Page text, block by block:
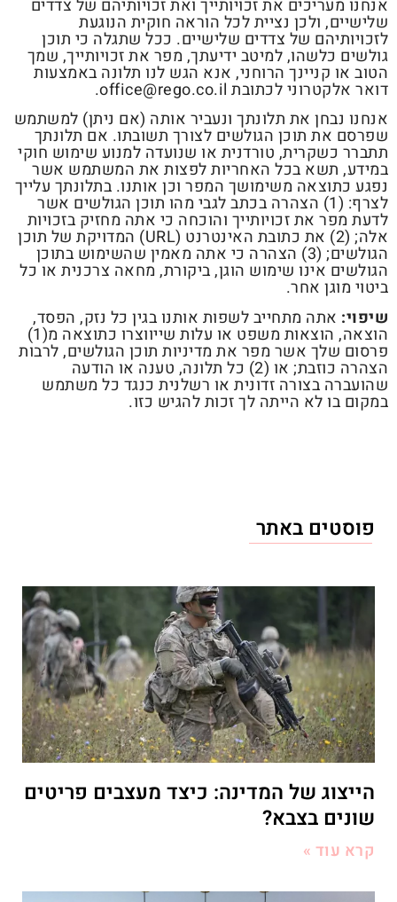
אנחנו מעריכים את זכויותייך ואת זכויותיהם של צדדים
שלישיים, ולכן נציית לכל הוראה חוקית הנוגעת
לזכויותיהם של צדדים שלישיים. ככל שתגלה כי תוכן
גולשים כלשהו, למיטב ידיעתך, מפר את זכויותייך, שמך
הטוב או קניינך הרוחני, אנא הגש לנו תלונה באמצעות
דואר אלקטרוני לכתובת office@rego.co.il
.
אנחנו נבחן את תלונתך ונעביר אותה (אם ניתן) למשתמש
שפרסם את תוכן הגולשים לצורך תשובתו. אם תלונתך
תתברר כשקרית, טורדנית או שנועדה למנוע שימוש חוקי
במידע, תשא בכל האחריות לפצות את המשתמש אשר
נפגע כתוצאה משימושך המפר וכן אותנו. בתלונתך עלייך
לצרף: (1) הצהרה בכתב לגבי מהו תוכן הגולשים אשר
לדעת מפר את זכויותייך והוכחה כי אתה מחזיק בזכויות
אלה; (2) את כתובת האינטרנט (URL) המדויקת של תוכן
הגולשים; (3) הצהרה כי אתה מאמין שהשימוש בתוכן
הגולשים אינו שימוש הוגן, ביקורת, מחאה צרכנית או כל
ביטוי מוגן אחר.
שיפוי: אתה מתחייב לשפות אותנו בגין כל נזק, הפסד,
הוצאה, הוצאות משפט או עלות שייווצרו כתוצאה מ(1)
פרסום שלך אשר מפר את מדיניות תוכן הגולשים, לרבות
הצהרה כוזבת; או (2) כל תלונה, טענה או הודעה
שהועברה בצורה זדונית או רשלנית כנגד כל משתמש
במקום בו לא הייתה לך זכות להגיש כזו.
פוסטים באתר
הייצוג של המדינה: כיצד מעצבים פריטים
שונים בצבא?
קרא עוד »